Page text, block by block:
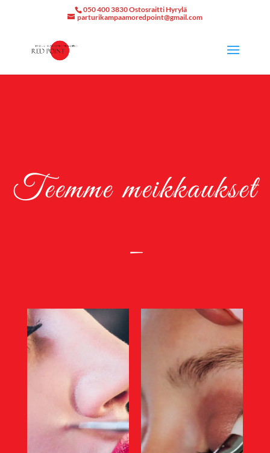
050 400 3830 Ostosraitti Hyrylä
parturikampaamoredpoint@gmail.com
Teemme meikkaukset
–